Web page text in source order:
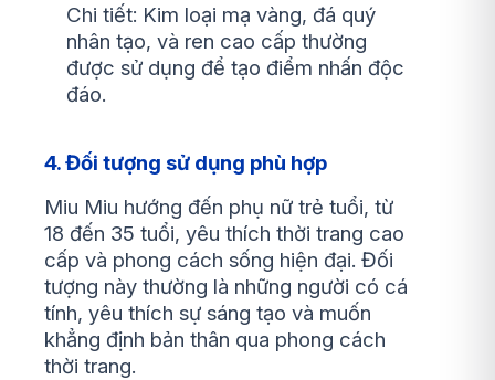
Chi tiết: Kim loại mạ vàng, đá quý
nhân tạo, và ren cao cấp thường
được sử dụng để tạo điểm nhấn độc
đáo.
4. Đối tượng sử dụng phù hợp
Miu Miu hướng đến phụ nữ trẻ tuổi, từ
18 đến 35 tuổi, yêu thích thời trang cao
cấp và phong cách sống hiện đại. Đối
tượng này thường là những người có cá
tính, yêu thích sự sáng tạo và muốn
khẳng định bản thân qua phong cách
thời trang.